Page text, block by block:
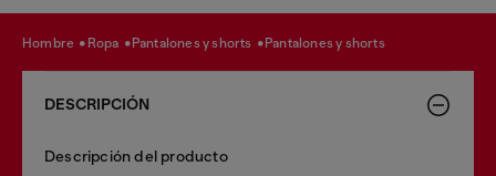
hombre ropa pantalones y shorts pantalones y shorts
DESCRIPCIÓN
Descripción del producto